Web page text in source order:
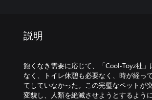
説明
飽くなき需要に応じて、「Cool-Toyz社
なく、トイレ休憩も必要なく、時が経っ
てしていなかった。この完璧なペットが
変貌し、人類を絶滅させようとするよう